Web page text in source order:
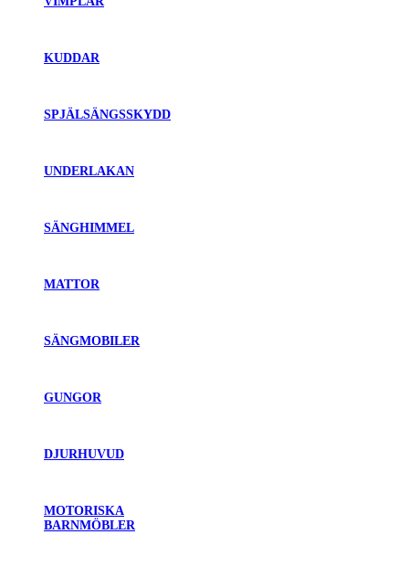
KUDDAR
SPJÄLSÄNGSSKYDD
UNDERLAKAN
SÄNGHIMMEL
MATTOR
SÄNGMOBILER
GUNGOR
DJURHUVUD
MOTORISKA
BARNMÖBLER